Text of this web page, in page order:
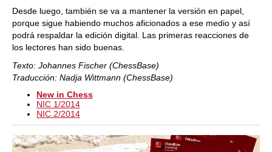
Desde luego, también se va a mantener la versión en papel,
porque sigue habiendo muchos aficionados a ese medio y así
podrá respaldar la edición digital. Las primeras reacciones de
los lectores han sido buenas.
Texto: Johannes Fischer (ChessBase)
Traducción: Nadja Wittmann (ChessBase)
New in Chess
NIC 1/2014
NIC 2/2014